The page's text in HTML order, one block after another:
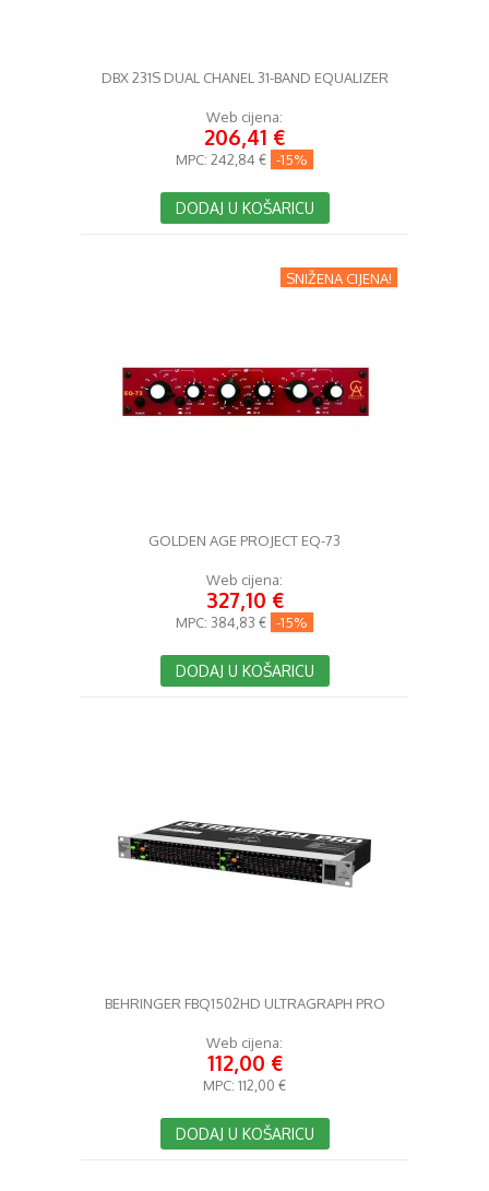
DBX 231S DUAL CHANEL 31-BAND EQUALIZER
Web cijena:
206,41 €
MPC: 242,84 € -15%
DODAJ U KOŠARICU
SNIŽENA CIJENA!
GOLDEN AGE PROJECT EQ-73
Web cijena:
327,10 €
MPC: 384,83 € -15%
DODAJ U KOŠARICU
BEHRINGER FBQ1502HD ULTRAGRAPH PRO
Web cijena:
112,00 €
MPC: 112,00 €
DODAJ U KOŠARICU